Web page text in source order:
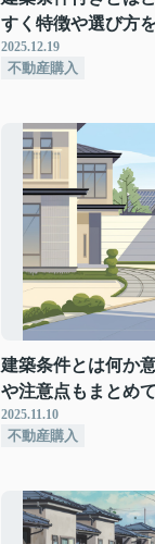
すく特徴や選び方
2025.12.19
不動産購入
建築条件とは何か
や注意点もまとめ
2025.11.10
不動産購入